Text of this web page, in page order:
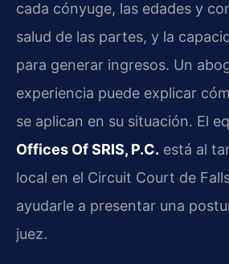
cada cónyuge, las edades y
salud de las partes, y la
para generar ingresos. Un
experiencia puede explicar
se aplican en su situación. El
Offices Of SRIS, P.C. está al
local en el Circuit Court de
ayudarle a presentar una
juez.